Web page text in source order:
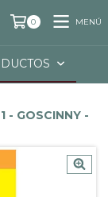
0 MENÚ
- GOSCINNY -